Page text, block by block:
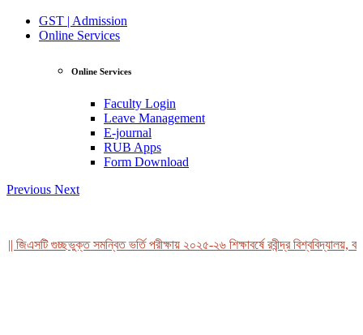
GST | Admission
Online Services
Online Services
Faculty Login
Leave Management
E-journal
RUB Apps
Form Download
Previous Next
জিএসটি গুচ্ছভুক্ত সমন্বিত ভর্তি পরীক্ষায় ২০২৫-২৬ শিক্ষাবর্ষে রবীন্দ্র বিশ্ববিদ্যালয়,